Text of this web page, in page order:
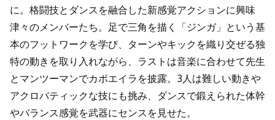
に。格闘技とダンスを融合した新感覚アクションに興味
津々のメンバーたち。足で三角を描く「ジンガ」という基
本のフットワークを学び、ターンやキックを織り交ぜる独
特の動きを取り入れながら、ラストは音楽に合わせて先生
とマンツーマンでカポエイラを披露。3人は難しい動きや
アクロバティックな技にも挑み、ダンスで鍛えられた体幹
やバランス感覚を武器にセンスを見せた。